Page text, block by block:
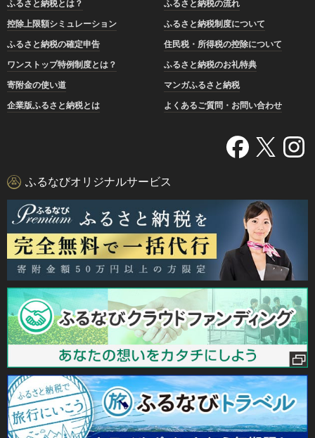
ふるさと納税とは？
ふるさと納税の流れ
控除上限額シミュレーション
ふるさと納税制度について
ふるさと納税の確定申告
住民税・所得税の控除について
ワンストップ特例制度とは？
ふるさと納税のお礼特典
寄附金の使い道
マンガふるさと納税
企業版ふるさと納税とは
よくあるご質問・お問い合わせ
ふるなびオリジナルサービス